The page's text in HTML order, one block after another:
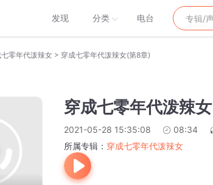
发现 分类 电台
七零年代泼辣女 > 穿成七零年代泼辣女(第8章)
穿成七零年代泼辣
2021-05-28 15:35:08 08:34
所属专辑： 穿成七零年代泼辣女